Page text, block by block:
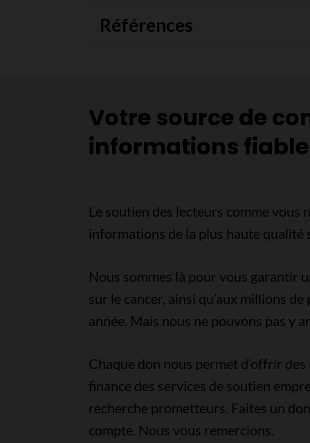
Références
Votre source de
informations
Le soutien des lecteurs comme
informations de la plus haute qualité
Nous sommes là pour vous garantir
sur le cancer, ainsi qu’aux millions
année. Mais nous ne pouvons pas y
Chaque don nous permet d’offrir
finance des services de soutien
recherche prometteurs. Faites un
compte. Nous vous remercions.